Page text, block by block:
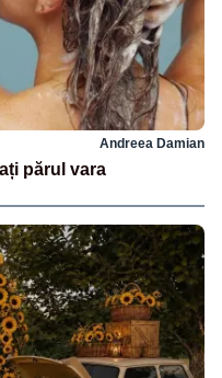
Andreea Damian
părul vara